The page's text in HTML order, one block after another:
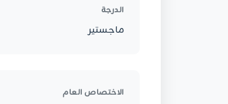
الدرجة
ماجستير
الاختصاص العام